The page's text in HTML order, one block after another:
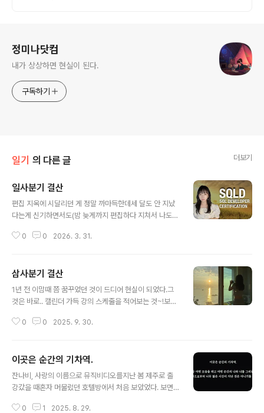
정미나닷컴
내가 상상하면 현실이 된다.
구독하기
일기 의 다른 글 더보기
일사분기 결산
편집 지옥에 시달리던 게 정말 까마득한데세 달도 안 지났
다는게 신기하면서도(밤 늦게까지 편집하다 지쳐서 나도
감각이 안 느껴지고 내 의지와는 다르게 덜렁거리던 충격
픈 (1월)👉🏻 https://inf.run/sc9vH- 엄마랑 뮤지컬 '한복
입은 남자' 관람 (1월)- 온라인 강의 영상 관련 문제 출제 (1
월)- 숨고 과외 (2월)- 퀵스타트 SQL with 챗GPT 웨비
베이스 강의 (2월)- SQLD 대비 유튜브 라이브 (3월)- 인
0 0 2026. 3. 31.
삼사분기 결산
1년 전 이맘때 쯤 꿈꾸었던 것이 드디어 현실이 되었다.그
것은 바로.. 캘린더 가득 강의 스케줄을 적어보는 것~!보통
연속 강의를 나가게 되어정말 이런 날도 오는구나.. 기분이
DsP 유튜브 강의 영상 업로드 (7월)- 한전KDN ADsP 강
의 (7월, 9월)- 신한DS 신입사원 연수 데이터베이스 강의
(7월)- 숨고 과외 (7월 ~ 8월)- 엔코아 광고 영상 촬영 (7
자증권 프로디지털아카데미 데이터베이스 강의 (7월 ~ 8
0 0 2025. 9. 30.
이곳은 순간의 기차역.
잔나비, 사랑의 이름으로 뮤직비디오를지난 봄 제주로 출
강갔을 때혼자 머물렀던 호텔방에서 처음 보았었다. 보면
떤 순간으로 갈지.. 매일 아침 눈을 뜨면오늘은 어떤 즐거운
0 1 2025. 8. 29.